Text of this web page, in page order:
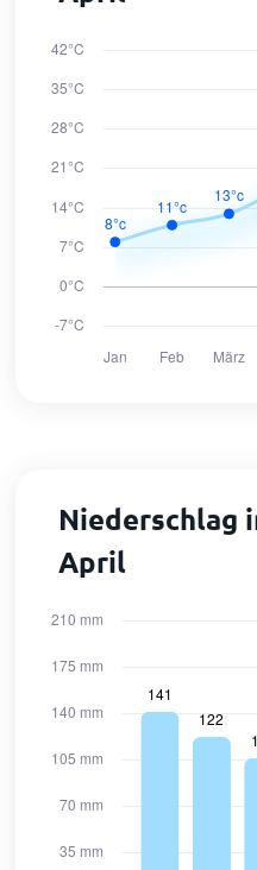
Niederschlag
April